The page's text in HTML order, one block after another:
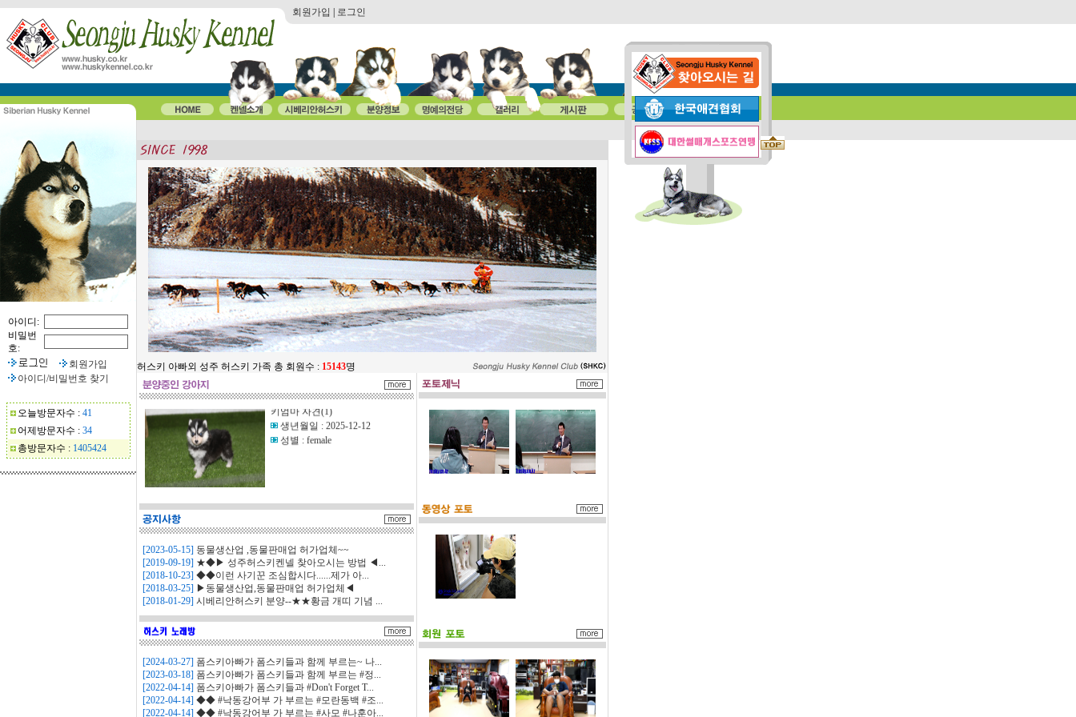
회원가입 로그인
아이디:
비밀번
호:
회원가입
아이디/비밀번호 찾기
오늘방문자수 : 41
어제방문자수 : 34
총방문자수 : 1405424
허스키 아빠외 성주 허스키 가족 총 회원수 : 15143명
◆◆분양완료◆◆/4세대 폼스
키엄마 자견(1)
생년월일 : 2025-12-12
성별 : female
◆◆분양완료◆◆/4세대 폼스
생년월일 : 2025-12-12
성별 : female
허스키(폼스키) 엄마 자견(1)
생년월일 : 2025-03-03
◆◆분양완료◆◆/3세대 미니
허스키(폼스키) 엄마 자견(1)
성별 : male
◆◆분양완료◆◆/3세대 미니
[2023-05-15] 동물생산업 ,동물판매업 허가업체~~
[2019-09-19] ★◆▶ 성주허스키켄넬 찾아오시는 방법 ◀...
[2018-10-23] ◆◆이런 사기꾼 조심합시다......제가 아...
[2018-03-25] ▶동물생산업,동물판매업 허가업체◀
[2018-01-29] 시베리안허스키 분양--★★황금 개띠 기념 ...
[2024-03-27] 폼스키아빠가 폼스키들과 함께 부르는~ 나...
[2023-03-18] 폼스키아빠가 폼스키들과 함께 부르는 #정...
[2022-04-14] 폼스키아빠가 폼스키들과 #Don't Forget T...
[2022-04-14] ◆◆ #낙동강어부 가 부르는 #모란동백 #조...
[2022-04-14] ◆◆ #낙동강어부 가 부르는 #사모 #나훈아...